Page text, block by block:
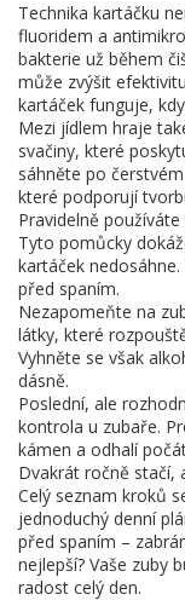
Technika kartáčku
fluoridem a
bakterie už během
může zvýšit
kartáček funguje,
Mezi jídlem hraje
svačiny, které
sáhněte po
které podporují
Pravidelně
Tyto pomůcky
kartáček
před spaním.
Nezapomeňte na
látky, které
Vyhněte se však
dásně.
Poslední, ale
kontrola u zubaře.
kámen a odhalí
Dvakrát ročně stačí,
Celý seznam kroků
jednoduchý denní
před spaním –
nejlepší? Vaše zuby
radost celý den.